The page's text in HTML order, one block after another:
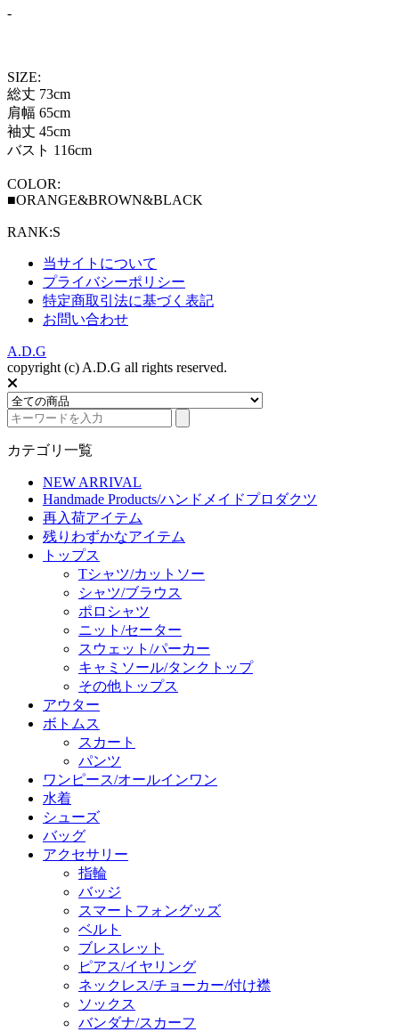
-
SIZE:
総丈 73cm
肩幅 65cm
袖丈 45cm
バスト 116cm
COLOR:
■ORANGE&BROWN&BLACK
RANK:S
当サイトについて
プライバシーポリシー
特定商取引法に基づく表記
お問い合わせ
A.D.G
copyright (c) A.D.G all rights reserved.
カテゴリ一覧
NEW ARRIVAL
Handmade Products/ハンドメイドプロダクツ
再入荷アイテム
残りわずかなアイテム
トップス
Tシャツ/カットソー
シャツ/ブラウス
ポロシャツ
ニット/セーター
スウェット/パーカー
キャミソール/タンクトップ
その他トップス
アウター
ボトムス
スカート
パンツ
ワンピース/オールインワン
水着
シューズ
バッグ
アクセサリー
指輪
バッジ
スマートフォングッズ
ベルト
ブレスレット
ピアス/イヤリング
ネックレス/チョーカー/付け襟
ソックス
バンダナ/スカーフ